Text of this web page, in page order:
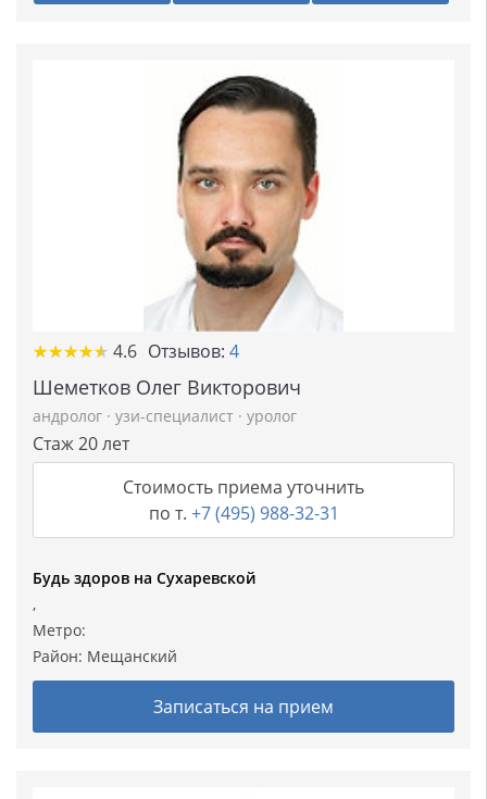
★★★★★
★★★★★ 4.6 Отзывов: 4
Шеметков Олег Викторович
андролог · узи-специалист · уролог
Стаж 20 лет
Стоимость приема уточнить
по т. +7 (495) 988-32-31
Будь здоров на Сухаревской
,
Метро:
Район: Мещанский
Записаться на прием